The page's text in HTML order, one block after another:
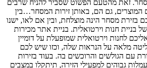
זאת מהטעם הפשוט שסביר להניח שרבים
גם הם, באותן זירות המסחר…בין
בזירת מסחר הינה מוצלחת, ובין אם לאו, ישנו
בניית חנות וירטואלית. בניית אתר מכירות
לחנות וירטואלית שמופעלת על דומיין
מלאה על הנראות שלה, וכזו שיש לכם
עם הגולשים והרוכשים בה. בעוד בזירות
גבוהים למפעילי הזירה, תיתקלו במצבים